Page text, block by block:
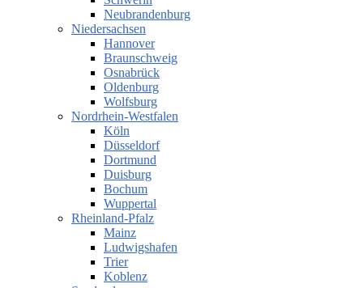
Neubrandenburg
Niedersachsen
Hannover
Braunschweig
Osnabrück
Oldenburg
Wolfsburg
Nordrhein-Westfalen
Köln
Düsseldorf
Dortmund
Duisburg
Bochum
Wuppertal
Rheinland-Pfalz
Mainz
Ludwigshafen
Trier
Koblenz